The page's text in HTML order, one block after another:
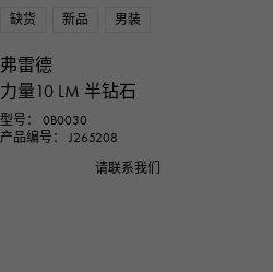
缺货 新品 男装
弗雷德
力量10 LM 半钻石
型号： 0B0030
产品编号： J265208
请联系我们